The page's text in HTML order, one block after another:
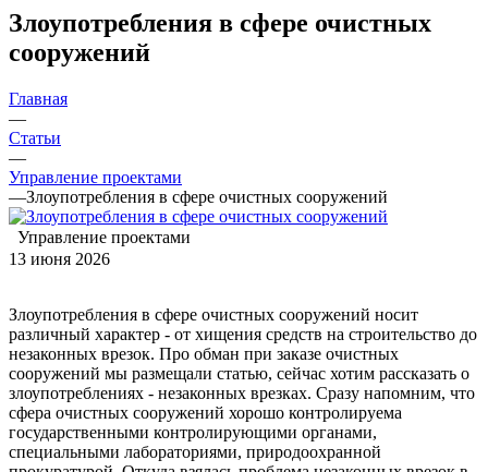
Злоупотребления в сфере очистных
сооружений
Главная
—
Статьи
—
Управление проектами
—Злоупотребления в сфере очистных сооружений
Управление проектами
13 июня 2026
Злоупотребления в сфере очистных сооружений носит
различный характер - от хищения средств на строительство до
незаконных врезок. Про обман при заказе очистных
сооружений мы размещали статью, сейчас хотим рассказать о
злоупотреблениях - незаконных врезках. Сразу напомним, что
сфера очистных сооружений хорошо контролируема
государственными контролирующими органами,
специальными лабораториями, природоохранной